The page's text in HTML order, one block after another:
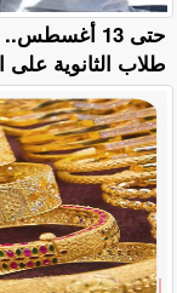
حتى 13
طلاب الثانوية على